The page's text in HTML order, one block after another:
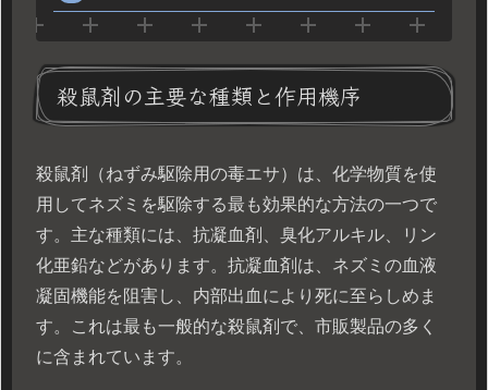
殺鼠剤の主要な種類と作用機序
殺鼠剤（ねずみ駆除用の毒エサ）は、化学物質を使
用してネズミを駆除する最も効果的な方法の一つで
す。主な種類には、抗凝血剤、臭化アルキル、リン
化亜鉛などがあります。抗凝血剤は、ネズミの血液
凝固機能を阻害し、内部出血により死に至らしめま
す。これは最も一般的な殺鼠剤で、市販製品の多く
に含まれています。